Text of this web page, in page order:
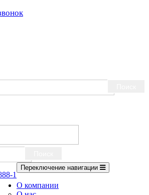
1
Переключение навигации
О компании